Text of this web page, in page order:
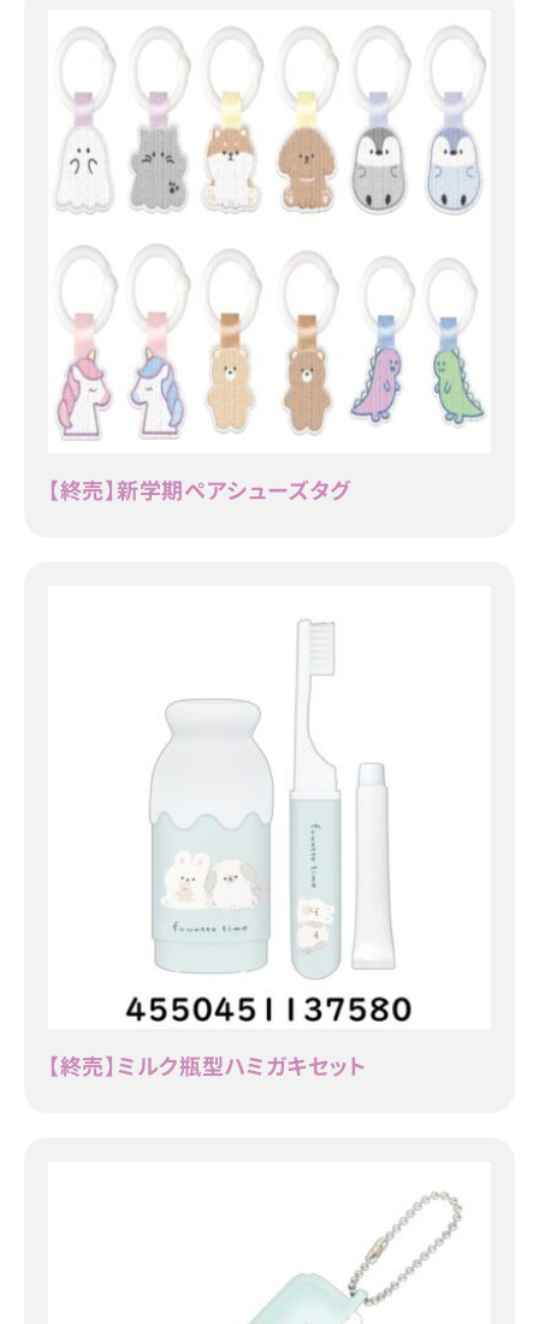
【終売】新学期ペアシューズタグ
【終売】ミルク瓶型ハミガキセット